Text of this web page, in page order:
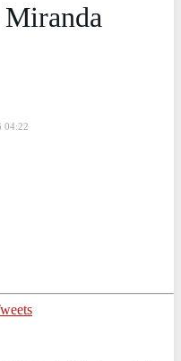
Miranda
04:22